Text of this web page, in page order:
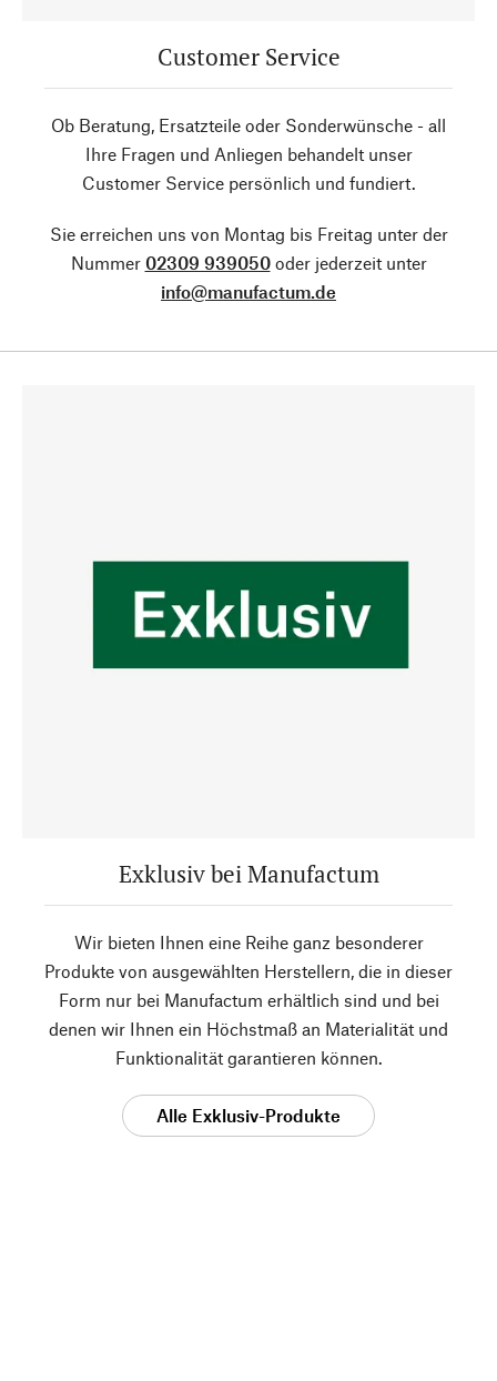
Customer Service
Ob Beratung, Ersatzteile oder Sonderwünsche - all
Ihre Fragen und Anliegen behandelt unser
Customer Service persönlich und fundiert.
Sie erreichen uns von Montag bis Freitag unter der
Nummer 02309 939050oder jederzeit unter
info@manufactum.de
Exklusiv bei Manufactum
Wir bieten Ihnen eine Reihe ganz besonderer
Produkte von ausgewählten Herstellern, die in dieser
Form nur bei Manufactum erhältlich sind und bei
denen wir Ihnen ein Höchstmaß an Materialität und
Funktionalität garantieren können.
Alle Exklusiv-Produkte